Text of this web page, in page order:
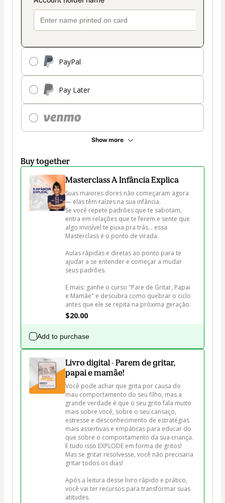
PayPal
Pay Later
Show more
Buy together
Masterclass A Infância Explica
Suas maiores dores não começaram agora
— elas têm raízes na sua infância.
Se você repete padrões que te sabotam,
entra em relações que te ferem e sente que
algo invisível te puxa pra trás… essa
Masterclass é o ponto de virada.
Aulas rápidas e diretas ao ponto para te
ajudar a se entender e começar a mudar
seus padrões.
E mais: ganhe o curso "Pare de Gritar, Papai
e Mamãe" e descubra como quebrar o ciclo
antes que ele se repita na próxima geração.
$20.00
Add to purchase
Livro digital - Parem de gritar,
papai e mamãe!
Você pode achar que grita por causa do
mau comportamento do seu filho, mas a
grande verdade é que o seu grito fala muito
mais sobre você, sobre o seu cansaço,
estresse e desconhecimento de estratégias
mais assertivas e empáticas para educar do
que sobre o comportamento da sua criança.
E tudo isso EXPLODE em forma de gritos!
Mas se gritar resolvesse, você não precisaria
gritar todos os dias!
Após a leitura desse livro rápido e prático,
você vai ter recursos para transformar suas
atitudes.